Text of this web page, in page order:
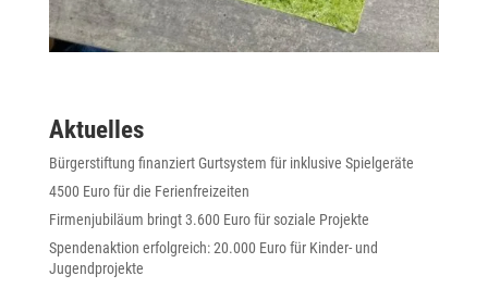
Aktuelles
Bürgerstiftung finanziert Gurtsystem für inklusive Spielgeräte
4500 Euro für die Ferienfreizeiten
Firmenjubiläum bringt 3.600 Euro für soziale Projekte
Spendenaktion erfolgreich: 20.000 Euro für Kinder- und
Jugendprojekte